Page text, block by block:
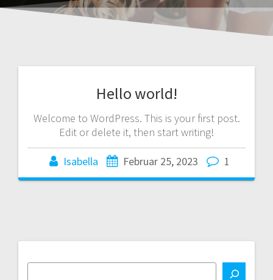
Hello world!
Welcome to WordPress. This is your first post.
Edit or delete it, then start writing!
Isabella Februar 25, 2023 1